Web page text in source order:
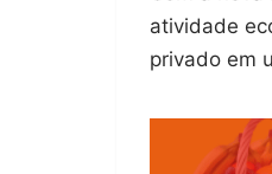
atividade
privado em